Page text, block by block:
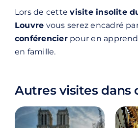
Lors de cettevisite insolite
Louvre vous serez encadré
conférencierpour en
en famille.
Autres visites dans